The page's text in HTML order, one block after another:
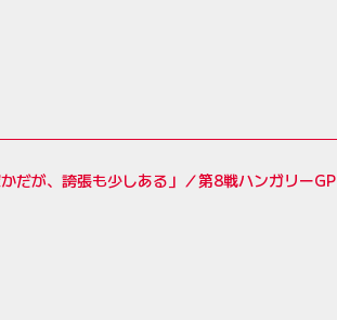
だが、誇張も少しある」／第8戦ハンガリーGP